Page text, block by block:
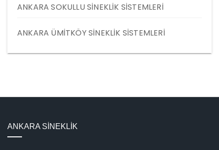
ANKARA SOKULLU SİNEKLİK SİSTEMLERİ
ANKARA ÜMİTKÖY SİNEKLİK SİSTEMLERİ
ANKARA SİNEKLİK